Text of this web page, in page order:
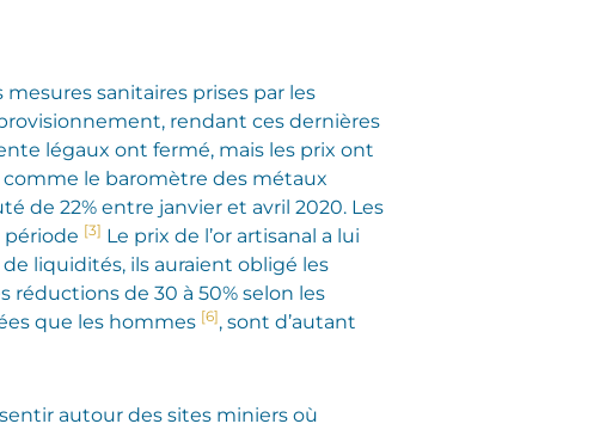
sanitaires prises par les
rendant ces dernières
légaux ont fermé, mais les prix ont
le baromètre des métaux
de 22% entre janvier et avril 2020. Les
période [3] Le prix de l’or artisanal a lui
liquidités, ils auraient obligé les
réductions de 30 à 50% selon les
que les hommes [6], sont d’autant
autour des sites miniers où